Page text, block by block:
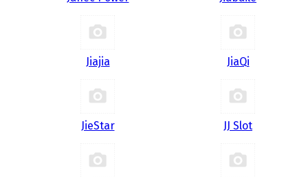
Jiajia JiaQi
JieStar JJ Slot